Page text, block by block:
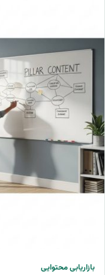
بازاریابی محتوایی